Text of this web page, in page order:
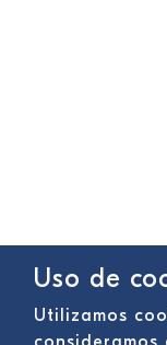
Uso de
Utilizamos